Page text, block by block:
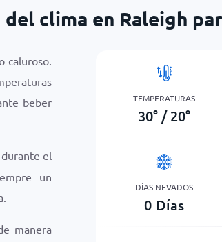
clima en Raleigh
caluroso.
beber
durante el
un
manera
TEMPERATURAS
30° / 20°
DÍAS NEVADOS
0 Días